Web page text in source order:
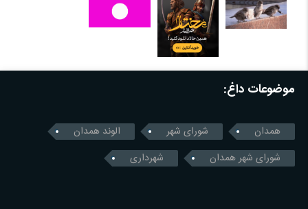
موضوعات داغ:
همدان شورای شهر
الوند همدان
شورای شهر همدان
شهرداری